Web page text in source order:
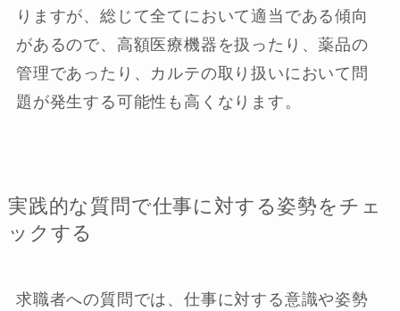
りますが、総じて全てにおいて適当である傾向
があるので、高額医療機器を扱ったり、薬品の
管理であったり、カルテの取り扱いにおいて問
題が発生する可能性も高くなります。
実践的な質問で仕事に対する姿勢をチェ
ックする
求職者への質問では、仕事に対する意識や姿勢